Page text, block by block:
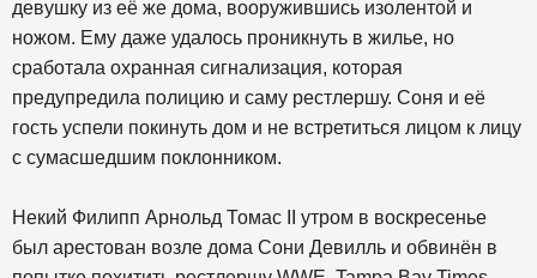
девушку из её же дома, вооружившись изолентой и
ножом. Ему даже удалось проникнуть в жилье, но
сработала охранная сигнализация, которая
предупредила полицию и саму рестлершу. Соня и её
гость успели покинуть дом и не встретиться лицом к лицу
с сумасшедшим поклонником.
Некий Филипп Арнольд Томас II утром в воскресенье
был арестован возле дома Сони Девилль и обвинён в